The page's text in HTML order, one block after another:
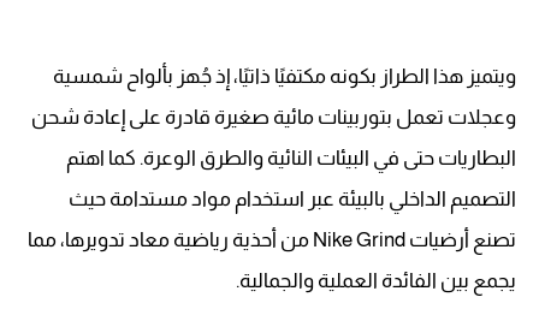
ويتميز هذا الطراز بكونه مكتفيًا ذاتيًا، إذ جُهز بألواح شمسية
وعجلات تعمل بتوربينات مائية صغيرة قادرة على إعادة شحن
البطاريات حتى في البيئات النائية والطرق الوعرة. كما اهتم
التصميم الداخلي بالبيئة عبر استخدام مواد مستدامة حيث
تصنع أرضيات Nike Grind من أحذية رياضية معاد تدويرها، مما
يجمع بين الفائدة العملية والجمالية.